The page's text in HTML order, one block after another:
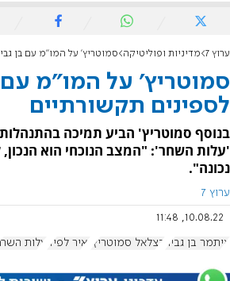
ערוץ 7 מדיניות ופוליטיקה סמוטריץ' על המו"מ עם בן גביר: לא
סמוטריץ' על המו"מ עם
לספינים תקשורתיים
בנוסף סמוטריץ' הביע תמיכה
'עלות השחר': "המצב הנוכחי הוא
נכונה".
ערוץ 7
10.08.22, 11:48
איתמר בן גביר בצלאל סמוטריץ' יאיר לפיד עלות